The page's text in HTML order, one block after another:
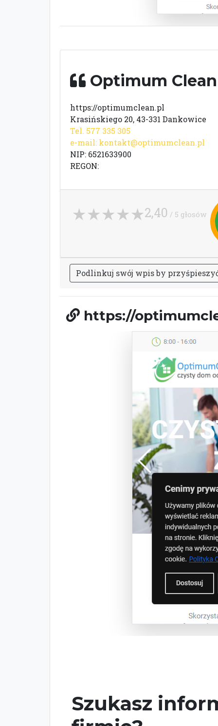
Optimum Clean
https://optimumclean.pl
Krasińskiego 20, 43-331 Dankowice
Tel. 577 335 305
e-mail: kontakt@optimumclean.pl
NIP: 6521633900
REGON:
2,40 / 5 głosów
Podlinkuj swój wpisby przyśpieszy
https://
Szukasz